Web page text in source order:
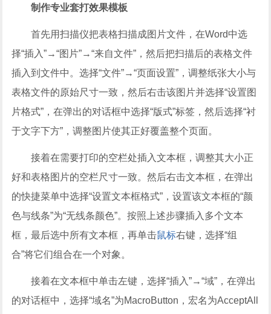
制作专业套打效果模板
首先用扫描仪把表格扫描成图片文件，在Word中选
择“插入”→“图片”→“来自文件”，然后把扫描后的表格文件
插入到文件中。选择“文件”→“页面设置”，调整纸张大小与
表格文件的原始尺寸一致，然后右击该图片并选择“设置图
片格式”，在弹出的对话框中选择“版式”标签，然后选择“衬
于文字下方”，调整图片使其正好覆盖整个页面。
接着在需要打印的空栏处插入文本框，调整其大小正
好和表格图片的空栏尺寸一致。然后右击文本框，在弹出
的快捷菜单中选择“设置文本框格式”，设置该文本框的“颜
色与线条”为“无线条颜色”。按照上述步骤插入多个文本
框，最后选中所有文本框，再单击鼠标右键，选择“组
合”将它们组合在一个对象。
接着在文本框中单击左键，选择“插入”→“域”，在弹出
的对话框中，选择“域名”为MacroButton，宏名为AcceptAll